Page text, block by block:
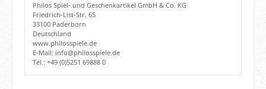
Philos Spiel- und Geschenkartikel GmbH & Co. KG
Friedrich-List-Str. 65
33100 Paderborn
Deutschland
www.philosspiele.de
E-Mail: info@philosspiele.de
Tel.: +49 (0)5251 69888 0